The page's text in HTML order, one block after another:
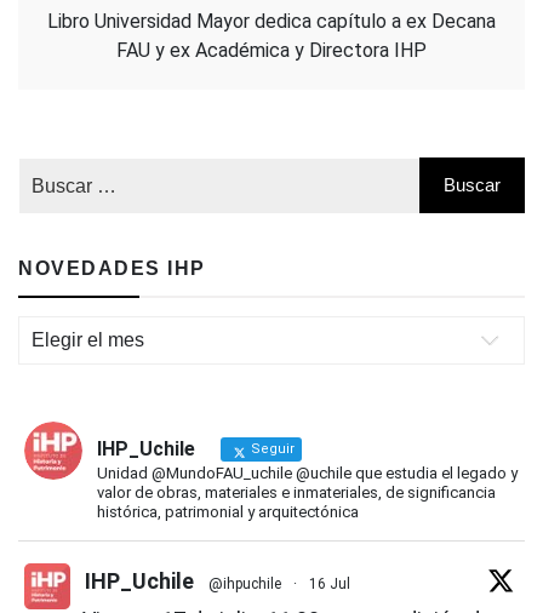
Libro Universidad Mayor dedica capítulo a ex Decana
FAU y ex Académica y Directora IHP
NOVEDADES IHP
Novedades
IHP_Uchile Seguir
Unidad @MundoFAU_uchile @uchile que estudia el legado y
valor de obras, materiales e inmateriales, de significancia
histórica, patrimonial y arquitectónica
IHP_Uchile @ihpuchile · 16 Jul